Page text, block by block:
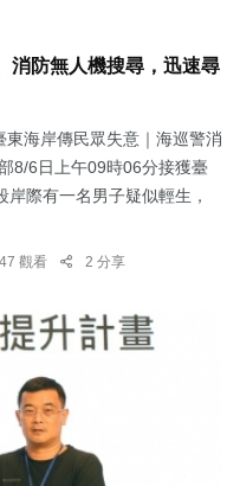
消防無人機搜尋，迅速尋
海岸傳民眾失意｜海巡警消
8/6日上午09時06分接獲臺
際有一名男子疑似輕生，
觀看 2 分享